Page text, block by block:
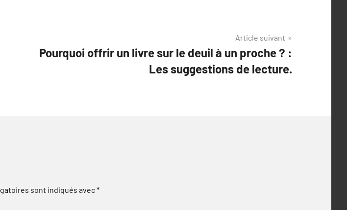
Article suivant
Pourquoi offrir un livre sur le deuil à un proche ? :
Les suggestions de lecture.
sont indiqués avec*